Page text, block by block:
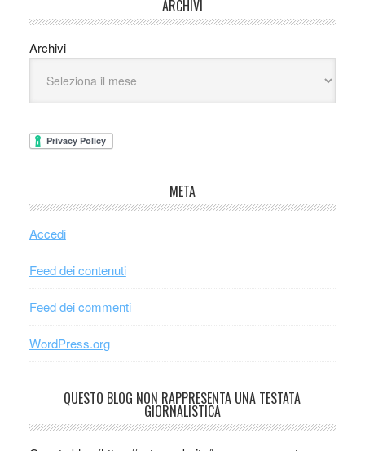
ARCHIVI
Archivi
META
Accedi
Feed dei contenuti
Feed dei commenti
WordPress.org
QUESTO BLOG NON RAPPRESENTA UNA TESTATA
GIORNALISTICA